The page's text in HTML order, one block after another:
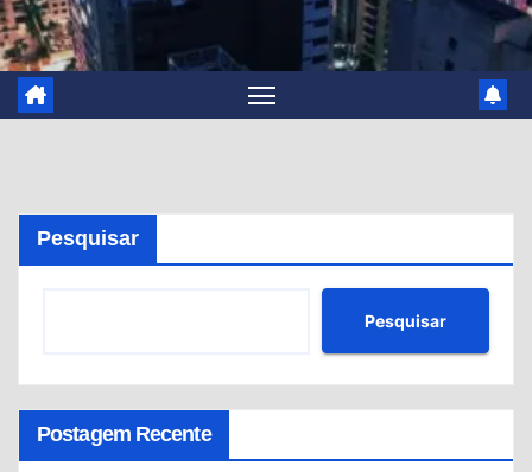
Pesquisar
Pesquisar
Postagem Recente